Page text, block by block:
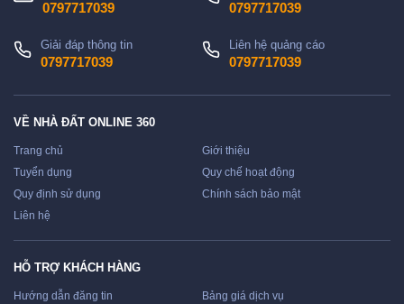
0797717039 0797717039
Giải đáp thông tin
0797717039
Liên hệ quảng cáo
0797717039
VỀ NHÀ ĐẤT ONLINE 360
Trang chủ
Giới thiệu
Tuyển dụng
Quy chế hoạt động
Quy định sử dụng
Chính sách bảo mật
Liên hệ
HỖ TRỢ KHÁCH HÀNG
Hướng dẫn đăng tin
Bảng giá dịch vụ